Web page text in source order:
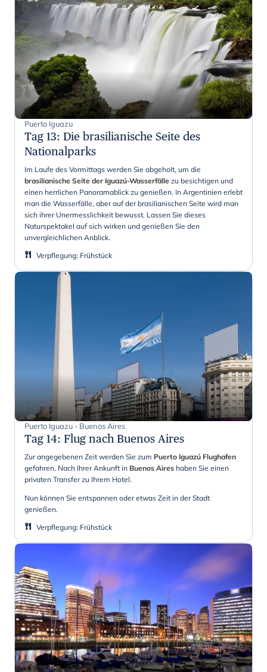
Puerto Iguazu
Tag 13: Die brasilianische Seite des
Nationalparks
Im Laufe des Vormittags werden Sie abgeholt, um die
brasilianische Seite der Iguazú-Wasserfälle zu besichtigen und
einen herrlichen Panoramablick zu genießen. In Argentinien erlebt
man die Wasserfälle, aber auf der brasilianischen Seite wird man
sich ihrer Unermesslichkeit bewusst. Lassen Sie dieses
Naturspektakel auf sich wirken und genießen Sie den
unvergleichlichen Anblick.
Verpflegung: Frühstück
Puerto Iguazu - Buenos Aires
Tag 14: Flug nach Buenos Aires
Zur angegebenen Zeit werden Sie zum Puerto Iguazú Flughafen
gefahren. Nach Ihrer Ankunft in Buenos Aires haben Sie einen
privaten Transfer zu Ihrem Hotel.
Nun können Sie entspannen oder etwas Zeit in der Stadt
genießen.
Verpflegung: Frühstück